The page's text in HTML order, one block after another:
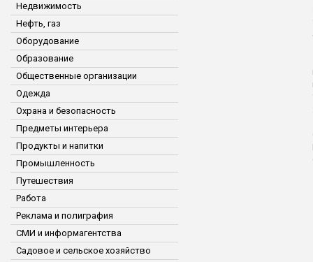
Недвижимость
Нефть, газ
Оборудование
Образование
Общественные организации
Одежда
Охрана и безопасность
Предметы интерьера
Продукты и напитки
Промышленность
Путешествия
Работа
Реклама и полиграфия
СМИ и информагентства
Садовое и сельское хозяйство